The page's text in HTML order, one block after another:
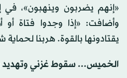
«إنهم يضربون وينهبون»، في
وأضافت: «إذا وجدوا فتاة أو
يقتادونها بالقوة. هربنا لحماية
الخميس... سقوط غزني وتهديد